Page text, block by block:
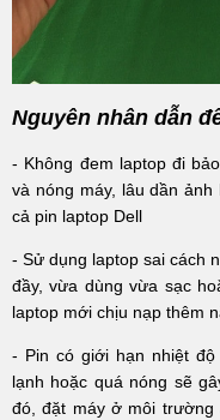
Nguyên nhân dẫn
- Không đem laptop đi
và nóng máy, lâu dần
cả pin laptop Dell
- Sử dụng laptop sai cách
đầy, vừa dùng vừa sạc
laptop mới chịu nạp thêm
- Pin có giới hạn nhiệt
lạnh hoặc quá nóng sẽ
đó, đặt máy ở môi trường